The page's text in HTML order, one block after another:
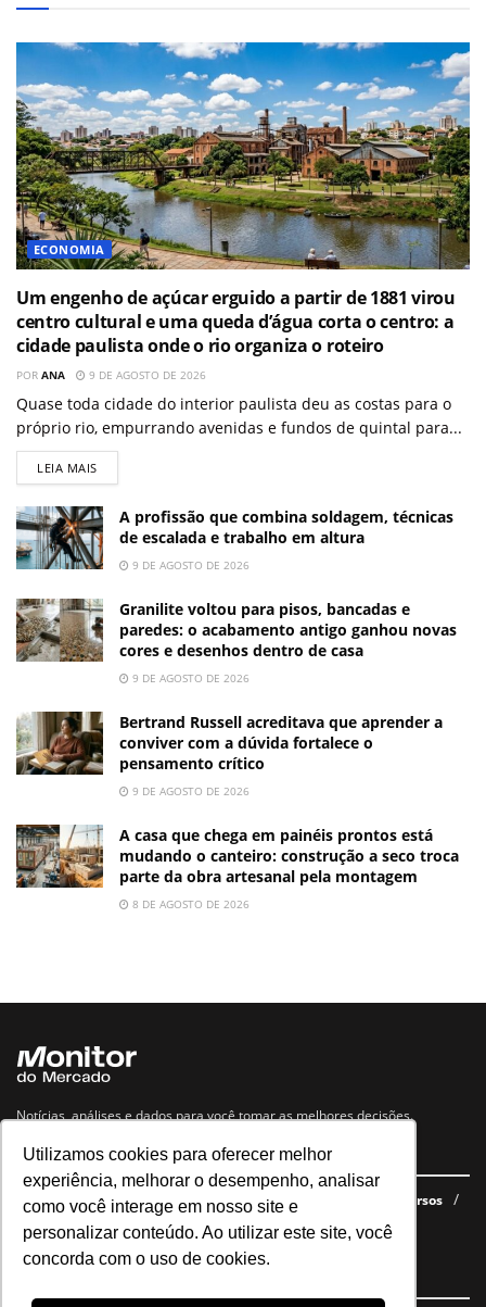
Utilizamos cookies para oferecer melhor
experiência, melhorar o desempenho, analisar
como você interage em nosso site e
personalizar conteúdo. Ao utilizar este site, você
concorda com o uso de cookies.
ECONOMIA
Um engenho de açúcar erguido a partir de 1881 virou
centro cultural e uma queda d’água corta o centro: a
cidade paulista onde o rio organiza o roteiro
POR ANA 9 DE AGOSTO DE 2026
Quase toda cidade do interior paulista deu as costas para o
próprio rio, empurrando avenidas e fundos de quintal para...
LEIA MAIS
A profissão que combina soldagem, técnicas
de escalada e trabalho em altura
9 DE AGOSTO DE 2026
Granilite voltou para pisos, bancadas e
paredes: o acabamento antigo ganhou novas
cores e desenhos dentro de casa
9 DE AGOSTO DE 2026
Bertrand Russell acreditava que aprender a
conviver com a dúvida fortalece o
pensamento crítico
9 DE AGOSTO DE 2026
A casa que chega em painéis prontos está
mudando o canteiro: construção a seco troca
parte da obra artesanal pela montagem
8 DE AGOSTO DE 2026
Notícias, análises e dados para você tomar as melhores decisões.
Navegue no site
Últimas notícias Quem somos E-books gratuitos
Cursos
Política de privacidade